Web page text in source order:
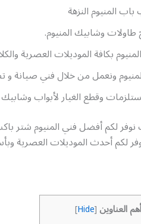
المنيوم النزهة
وشابيك المنيوم.
بكافة الموديلات العصرية
ونعمل من خلال فني صيانة و
وقطع الغيار لأبواب
لكم أفضل فني المنيوم شتر
أهم العناوين [
Hide
]